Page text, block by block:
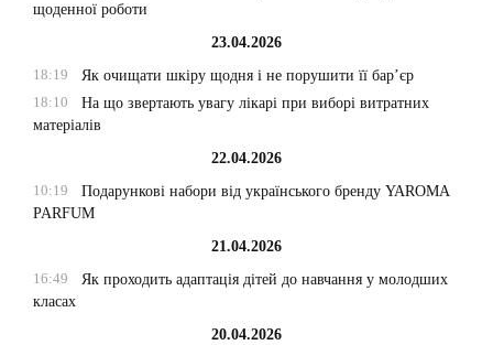
щоденної роботи
23.04.2026
18:19
Як очищати шкіру щодня і не порушити її бар’єр
18:10
На що звертають увагу лікарі при виборі витратних
матеріалів
22.04.2026
10:19
Подарункові набори від українського бренду YAROMA
PARFUM
21.04.2026
16:49
Як проходить адаптація дітей до навчання у молодших
класах
20.04.2026